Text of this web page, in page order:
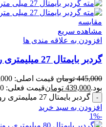
مقایسه
مشاهده سریع
افزودن به علاقه مندی ها
گردبر بایمتال 27 میلیمتری رونیکس کد RH-5223
445,000 تومان
بود.439,000 تومانقیمت فعلی: 439,000 تومان.
گردبر بایمتال 27 میلیمتری رونیکس کد RH-5223 عدد
افزودن به سبد خرید
-1%